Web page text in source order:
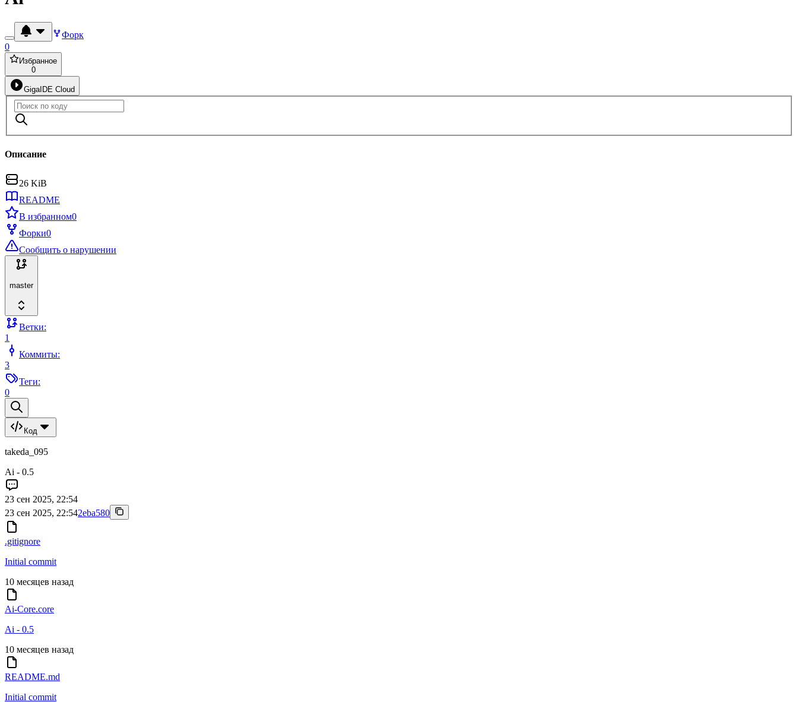
Форк
0
Избранное
0
GigaIDE Cloud
Описание
26 KiB
README
В избранном0
Форки0
Сообщить о нарушении
master
Ветки:
1
Коммиты:
3
Теги:
0
Код
takeda_095
Ai - 0.5
23 сен 2025, 22:54
23 сен 2025, 22:542eba580
.gitignore
Initial commit
10 месяцев назад
Ai-Core.core
Ai - 0.5
10 месяцев назад
README.md
Initial commit